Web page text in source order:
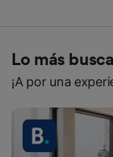
Lo más
¡A por una